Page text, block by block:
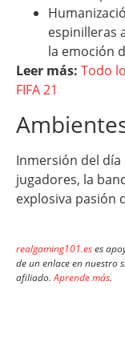
espinilleras
la emoción
Leer más: Todo
FIFA 21
Inmersión del día
jugadores, la
explosiva pasión
realgaming101.eses
de un enlace en nuestro
afiliado.Aprende más.